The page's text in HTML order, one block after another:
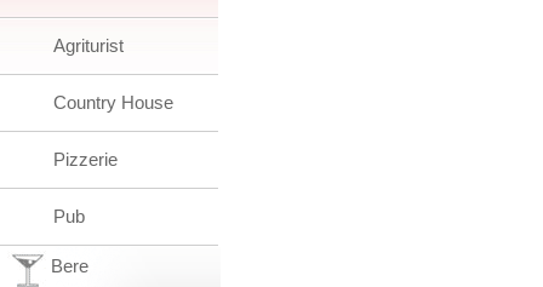
Agriturist
Country House
Pizzerie
Pub
Bere